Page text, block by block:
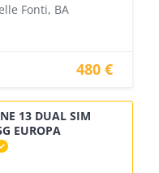
Fonti, BA
480 €
13 DUAL SIM
EUROPA